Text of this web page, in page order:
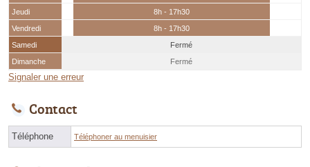
Jeudi
8h - 17h30
Vendredi
8h - 17h30
Samedi
Fermé
Dimanche
Fermé
Signaler une erreur
Contact
Téléphone Téléphoner au menuisier